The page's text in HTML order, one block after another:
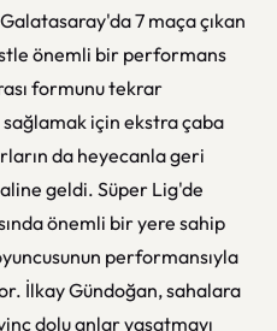
7 maça çıkan
önemli bir performans
formunu tekrar
sağlamak için ekstra çaba
da heyecanla geri
geldi. Süper Lig'de
önemli bir yere sahip
performansıyla
İlkay Gündoğan, sahalara
dolu anlar yaşatmayı